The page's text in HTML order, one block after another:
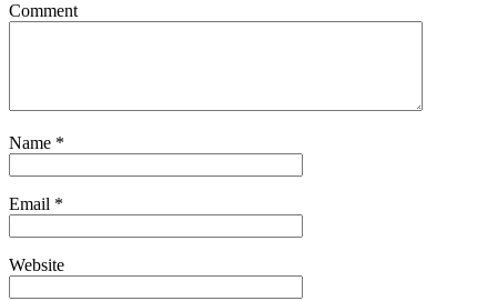
Comment
Name *
Email *
Website